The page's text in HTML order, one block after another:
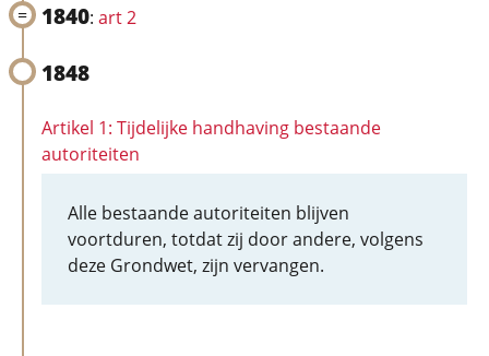
1840: art 2
1848
Artikel 1: Tijdelijke handhaving bestaande
autoriteiten
Alle bestaande autoriteiten blijven
voortduren, totdat zij door andere, volgens
deze Grondwet, zijn vervangen.